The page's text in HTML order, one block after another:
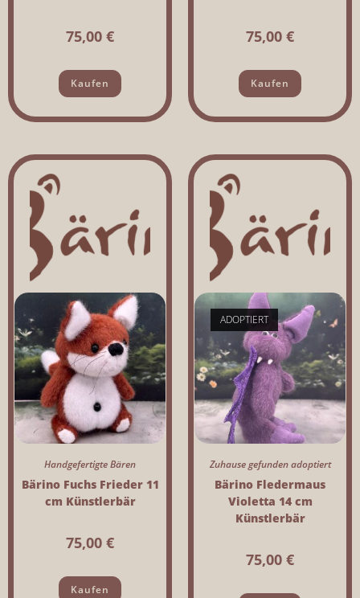
75,00 €
Kaufen
75,00 €
Kaufen
Handgefertigte Bären
Bärino Fuchs Frieder 11
cm Künstlerbär
75,00 €
Kaufen
ADOPTIERT
Zuhause gefunden adoptiert
Bärino Fledermaus
Violetta 14 cm
Künstlerbär
75,00 €